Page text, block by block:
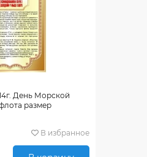
День Морской
размер
В избранное